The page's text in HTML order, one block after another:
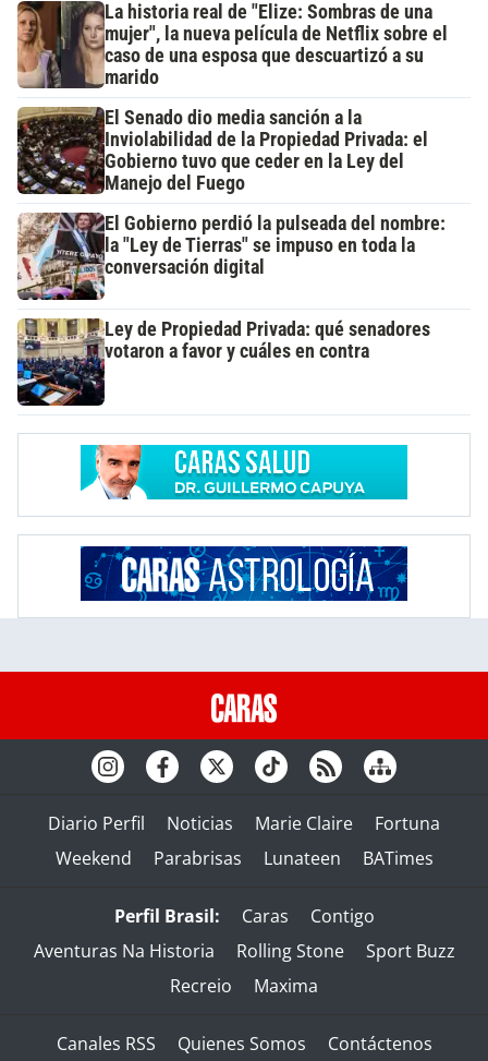
La historia real de "Elize: Sombras de una
mujer", la nueva película de Netflix sobre el
caso de una esposa que descuartizó a su
marido
El Senado dio media sanción a la
Inviolabilidad de la Propiedad Privada: el
Gobierno tuvo que ceder en la Ley del
Manejo del Fuego
El Gobierno perdió la pulseada del nombre:
la "Ley de Tierras" se impuso en toda la
conversación digital
Ley de Propiedad Privada: qué senadores
votaron a favor y cuáles en contra
Diario Perfil Noticias Marie Claire
Fortuna
Weekend
Parabrisas Lunateen BATimes
Perfil Brasil: Caras
Contigo
Aventuras Na Historia
Rolling Stone
Sport Buzz
Recreio
Maxima
Canales RSS Quienes Somos Contáctenos